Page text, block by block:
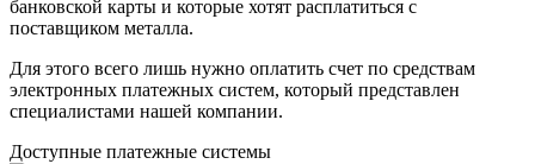
банковской карты и которые хотят расплатиться с
поставщиком металла.
Для этого всего лишь нужно оплатить счет по средствам
электронных платежных систем, который представлен
специалистами нашей компании.
Доступные платежные системы